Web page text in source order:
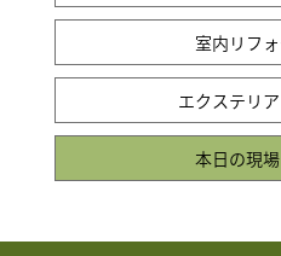
室内リフ
エクステリ
本日の現